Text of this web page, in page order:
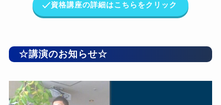
資格講座の詳細はこちらをクリック
☆講演のお知らせ☆